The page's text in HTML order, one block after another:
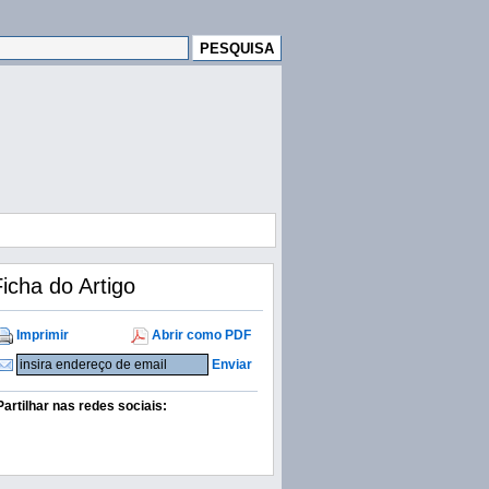
do Artigo
Imprimir
Abrir como PDF
Enviar
nas redes sociais: